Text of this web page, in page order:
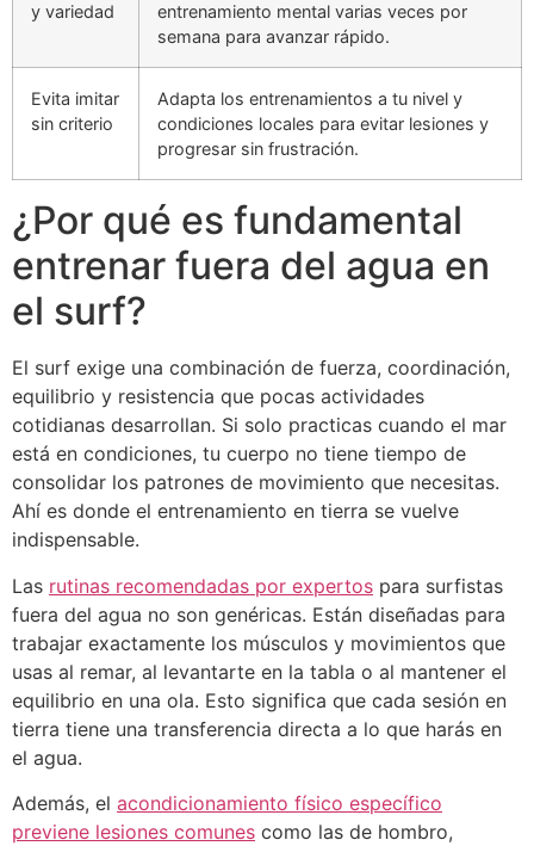
y variedad
entrenamiento mental varias veces por
semana para avanzar rápido.
Evita imitar
sin criterio
Adapta los entrenamientos a tu nivel y
condiciones locales para evitar lesiones y
progresar sin frustración.
¿Por qué es fundamental
entrenar fuera del agua en
el surf?
El surf exige una combinación de fuerza, coordinación,
equilibrio y resistencia que pocas actividades
cotidianas desarrollan. Si solo practicas cuando el mar
está en condiciones, tu cuerpo no tiene tiempo de
consolidar los patrones de movimiento que necesitas.
Ahí es donde el entrenamiento en tierra se vuelve
indispensable.
Las rutinas recomendadas por expertos para surfistas
fuera del agua no son genéricas. Están diseñadas para
trabajar exactamente los músculos y movimientos que
usas al remar, al levantarte en la tabla o al mantener el
equilibrio en una ola. Esto significa que cada sesión en
tierra tiene una transferencia directa a lo que harás en
el agua.
Además, el acondicionamiento físico específico
previene lesiones comunes como las de hombro,